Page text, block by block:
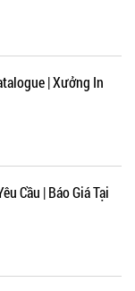
| Xưởng In
Cầu | Báo Giá Tại